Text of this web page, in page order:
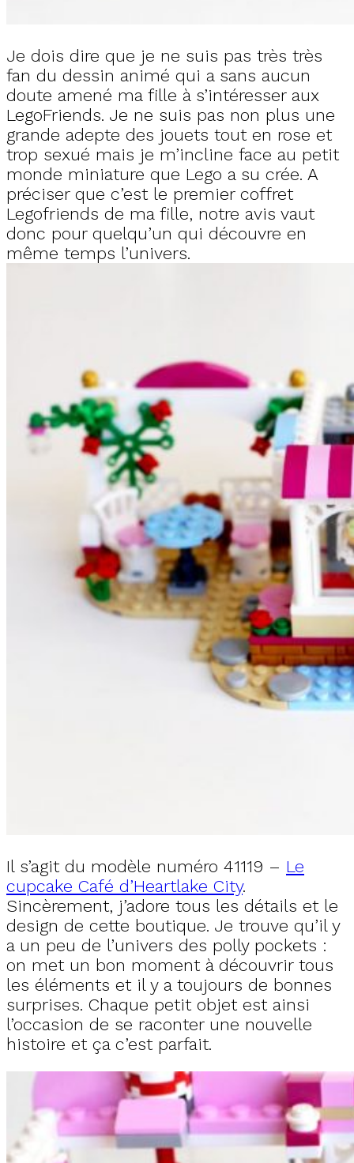
Je dois dire que je ne suis pas très très
fan du dessin animé qui a sans aucun
doute amené ma fille à s’intéresser aux
LegoFriends. Je ne suis pas non plus une
grande adepte des jouets tout en rose et
trop sexué mais je m’incline face au petit
monde miniature que Lego a su crée. A
préciser que c’est le premier coffret
Legofriends de ma fille, notre avis vaut
donc pour quelqu’un qui découvre en
même temps l’univers.
Il s’agit du modèle numéro 41119 – Le
cupcake Café d’Heartlake City.
Sincèrement, j’adore tous les détails et le
design de cette boutique. Je trouve qu’il y
a un peu de l’univers des polly pockets :
on met un bon moment à découvrir tous
les éléments et il y a toujours de bonnes
surprises. Chaque petit objet est ainsi
l’occasion de se raconter une nouvelle
histoire et ça c’est parfait.